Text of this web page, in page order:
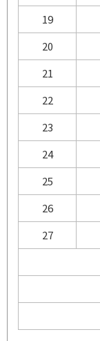
19
20
21
22
23
24
25
26
27